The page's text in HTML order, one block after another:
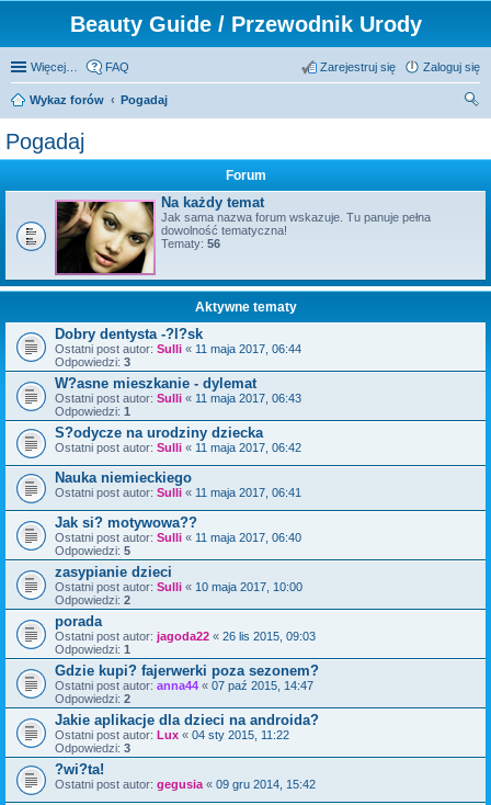
Beauty Guide / Przewodnik Urody
Więcej… FAQ Zaloguj się
Zarejestruj się
Wykaz forów
Pogadaj
Pogadaj
Forum
Na każdy temat
Jak sama nazwa forum wskazuje. Tu panuje pełna
dowolność tematyczna!
Tematy: 56
Aktywne tematy
Dobry dentysta -?l?sk
Ostatni post autor: Sulli « 11 maja 2017, 06:44
Odpowiedzi: 3
W?asne mieszkanie - dylemat
Ostatni post autor: Sulli « 11 maja 2017, 06:43
Odpowiedzi: 1
S?odycze na urodziny dziecka
Ostatni post autor: Sulli « 11 maja 2017, 06:42
Nauka niemieckiego
Ostatni post autor: Sulli « 11 maja 2017, 06:41
Jak si? motywowa??
Ostatni post autor: Sulli « 11 maja 2017, 06:40
Odpowiedzi: 5
zasypianie dzieci
Ostatni post autor: Sulli « 10 maja 2017, 10:00
Odpowiedzi: 2
porada
Ostatni post autor: jagoda22 « 26 lis 2015, 09:03
Odpowiedzi: 1
Gdzie kupi? fajerwerki poza sezonem?
Ostatni post autor: anna44 « 07 paź 2015, 14:47
Odpowiedzi: 2
Jakie aplikacje dla dzieci na androida?
Ostatni post autor: Lux « 04 sty 2015, 11:22
Odpowiedzi: 3
?wi?ta!
Ostatni post autor: gegusia « 09 gru 2014, 15:42